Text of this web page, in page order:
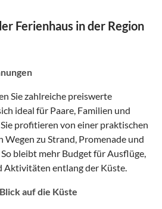
Ferienhaus in der Region
Sie zahlreiche preiswerte
ideal für Paare, Familien und
profitieren von einer praktischen
zu Strand, Promenade und
bleibt mehr Budget für Ausflüge,
Aktivitäten entlang der Küste.
auf die Küste